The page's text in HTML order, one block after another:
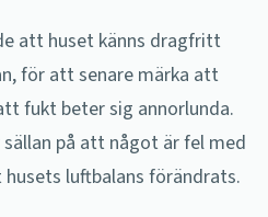
att huset känns dragfritt
för att senare märka att
fukt beter sig annorlunda.
på att något är fel med
luftbalans förändrats.